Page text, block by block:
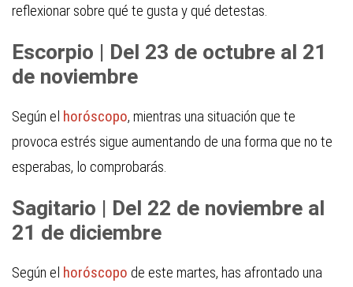
reflexionar sobre qué te gusta y qué detestas.
Escorpio | Del 23 de octubre al 21
de noviembre
Según el horóscopo, mientras una situación que te
provoca estrés sigue aumentando de una forma que no te
esperabas, lo comprobarás.
Sagitario | Del 22 de noviembre al
21 de diciembre
Según el horóscopo de este martes, has afrontado una